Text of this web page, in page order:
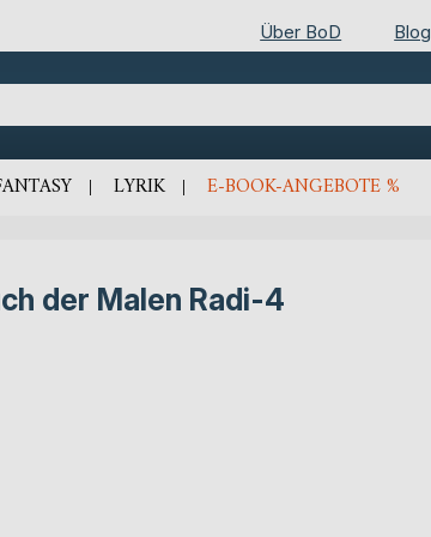
Über BoD Blog
LYRIK E-BOOK-ANGEBOTE %
der Malen Radi-4